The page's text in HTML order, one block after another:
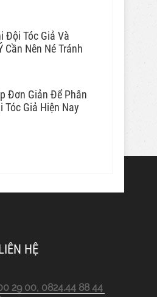
Đội Tóc Giả Và
Cần Nên Né Tránh
Đơn Giản Để Phân
Tóc Giả Hiện Nay
HỆ
29 00, 0824.44 88 44